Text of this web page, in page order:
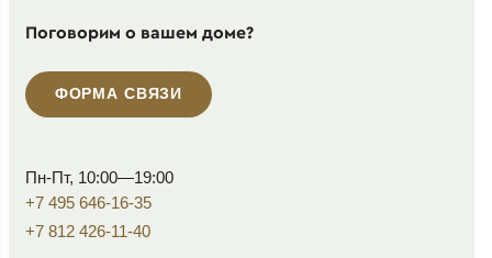
Поговорим о вашем доме?
ФОРМА СВЯЗИ
Пн-Пт, 10:00—19:00
+7 495 646-16-35
+7 812 426-11-40